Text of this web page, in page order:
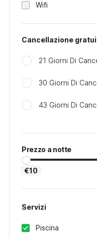
Wifi
Cancellazione
21 Giorni Di
30 Giorni Di
43 Giorni Di
Prezzo a notte
€10
Servizi
Piscina